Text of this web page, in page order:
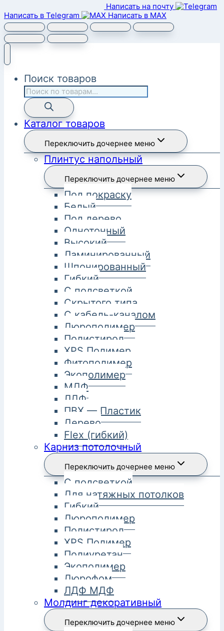
Написать на почту
Написать в Telegram
Написать в MAX
Поиск товаров
Каталог товаров
Переключить дочернее меню
Плинтус напольный
Переключить дочернее меню
Под покраску
Белый
Под дерево
Однотонный
Высокий
Ламинированный
Шпонированный
Гибкий
С подсветкой
Скрытого типа
С кабель-каналом
Дюрополимер
Полистирол
XPS Полимер
Фитополимер
Экополимер
МДФ
ЛДФ
ПВХ — Пластик
Дерево
Flex (гибкий)
Карниз потолочный
Переключить дочернее меню
С подсветкой
Для натяжных потолков
Гибкий
Дюрополимер
Полистирол
XPS Полимер
Полиуретан
Экополимер
Дюрофом
ЛДФ МДФ
Молдинг декоративный
Переключить дочернее меню